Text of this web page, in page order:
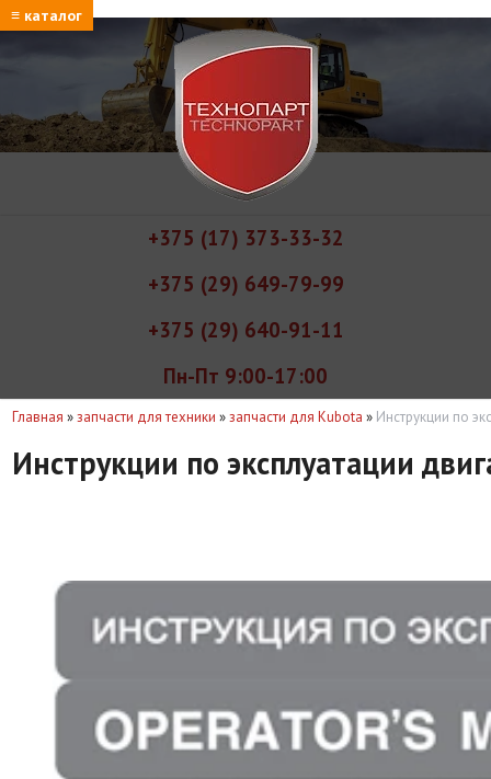
≡ каталог
+375 (17) 373-33-32
+375 (29) 649-79-99
+375 (29) 640-91-11
Пн-Пт 9:00-17:00
Главная »запчасти для техники »запчасти для Kubota » Инструкции по
Инструкции по эксплуатации